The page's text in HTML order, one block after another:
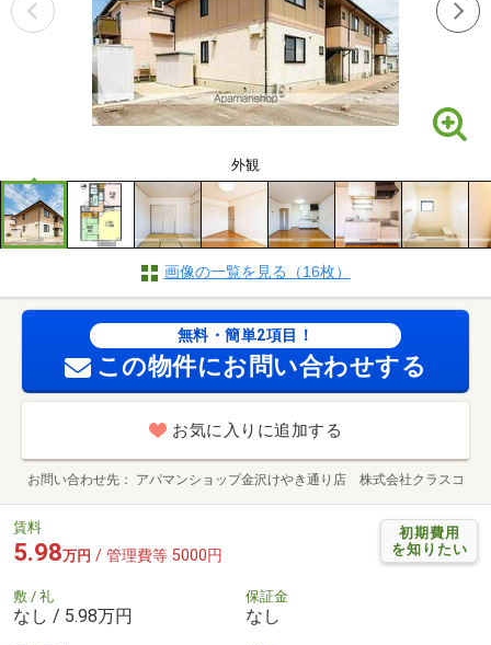
外観
画像の一覧を見る（16枚）
無料・簡単2項目！
この物件にお問い合わせする
お気に入りに追加する
お問い合わせ先 アパマンショップ金沢けやき通り店 株式会社クラスコ
初期費用
を知りたい
賃料
5.98万円 / 管理費等 5000円
敷 / 礼
なし / 5.98万円
保証金
なし